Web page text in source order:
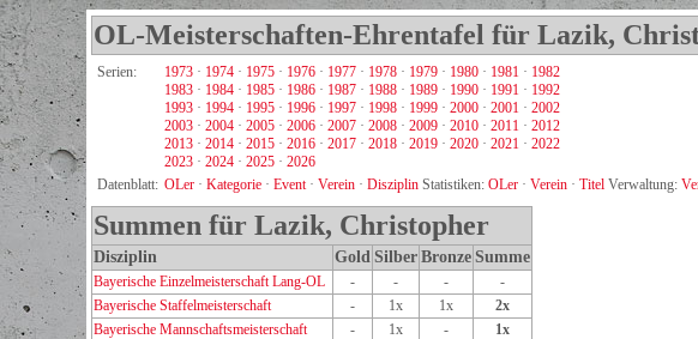
OL-Meisterschaften-Ehrentafel für Lazik,
Serien: 1973 · 1974 · 1975 · 1976 · 1977 · 1978 · 1979 · 1980 · 1981 · 1982
1983 · 1984 · 1985 · 1986 · 1987 · 1988 · 1989 · 1990 · 1991 · 1992
1993 · 1994 · 1995 · 1996 · 1997 · 1998 · 1999 · 2000 · 2001 · 2002
2003 · 2004 · 2005 · 2006 · 2007 · 2008 · 2009 · 2010 · 2011 · 2012
2013 · 2014 · 2015 · 2016 · 2017 · 2018 · 2019 · 2020 · 2021 · 2022
2023 · 2024 · 2025 · 2026
Datenblatt: OLer · Kategorie · Event· Verein · Disziplin Statistiken: OLer · Verein · Titel Verwaltung:
Summen für Lazik, Christopher
Disziplin Gold Silber Bronze Summe
Bayerische Einzelmeisterschaft Lang-OL - - -
-
Bayerische Staffelmeisterschaft
- 1x 1x
2x
Bayerische Mannschaftsmeisterschaft
- 1x -
1x